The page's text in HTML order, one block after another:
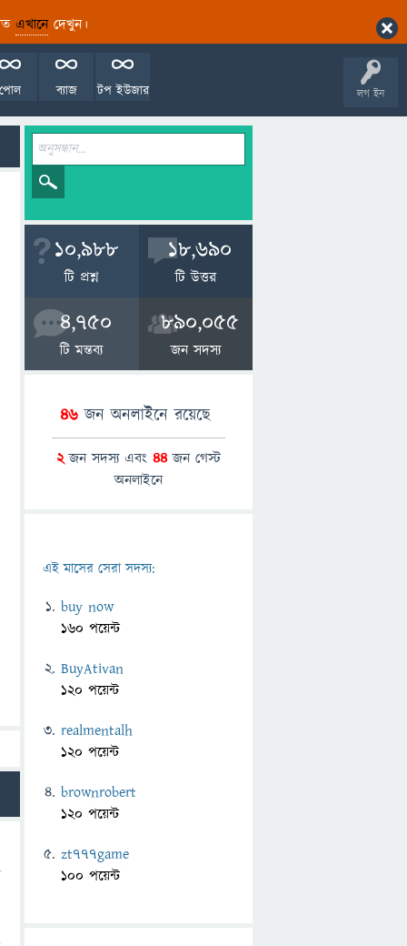
এখানেদেখুন।
লগ ইন
টপ ইউজার
ব্যাজ
পোল
10,988
টি প্রশ্ন
18,690
টি উত্তর
4,750
টি মন্তব্য
890,055
জন সদস্য
46জন অনলাইনে রয়েছে
2জন সদস্য এবং 44 জন গেস্ট
অনলাইনে
এই মাসের সেরা সদস্য:
buy now
160 পয়েন্ট
BuyAtivan
120 পয়েন্ট
realmentalh
120 পয়েন্ট
brownrobert
120 পয়েন্ট
zt777game
100 পয়েন্ট